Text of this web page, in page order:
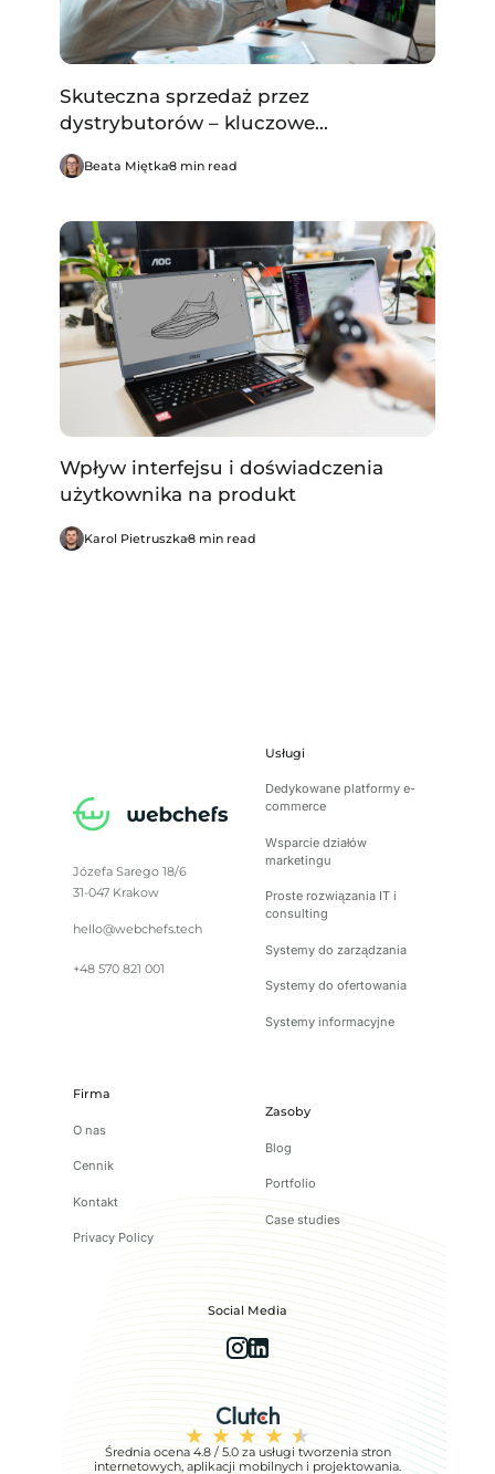
Skuteczna sprzedaż przez
dystrybutorów – kluczowe...
Beata Miętka8 min read
Wpływ interfejsu i doświadczenia
użytkownika na produkt
Karol Pietruszka8 min read
Józefa Sarego 18/6
31-047 Krakow
hello@webchefs.tech
+48 570 821 001
Usługi
Dedykowane platformy e-
commerce
Wsparcie działów
marketingu
Proste rozwiązania IT i
consulting
Systemy do zarządzania
Systemy do ofertowania
Systemy informacyjne
Firma
O nas
Cennik
Kontakt
Privacy Policy
Zasoby
Blog
Portfolio
Case studies
Social Media
Średnia ocena 4.8 / 5.0 za usługi tworzenia stron
internetowych, aplikacji mobilnych i projektowania.